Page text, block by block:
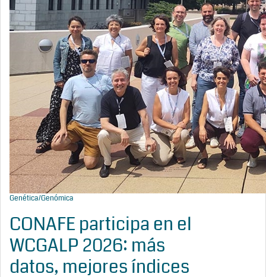
Genética/Genómica
CONAFE participa en el
WCGALP 2026: más
datos, mejores índices